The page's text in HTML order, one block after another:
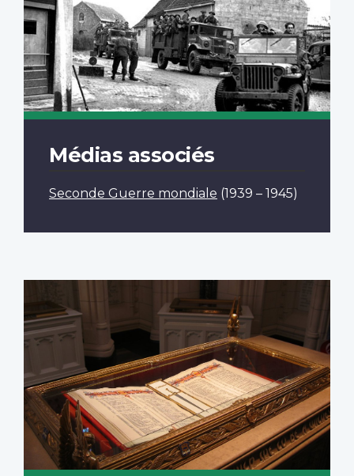
Médias associés
Seconde Guerre mondiale (1939 – 1945)